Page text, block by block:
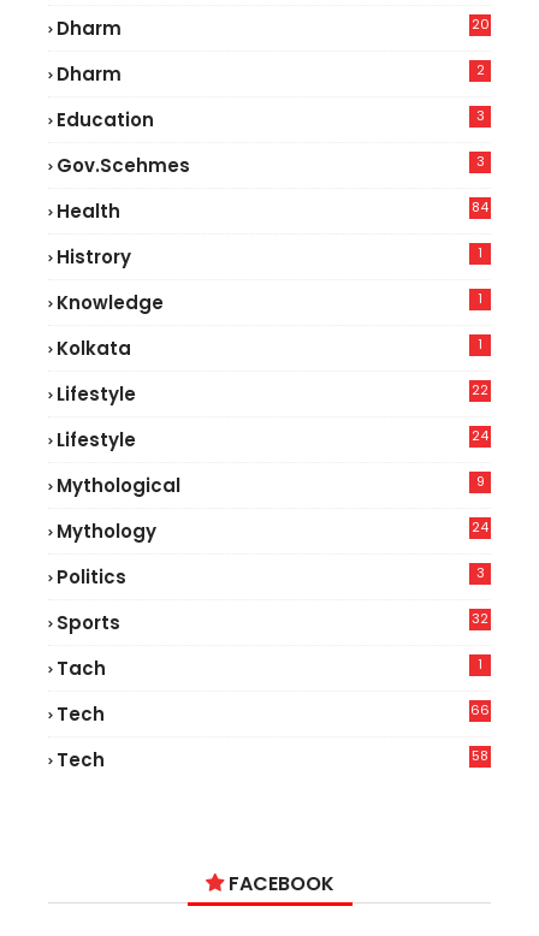
Dharm 20
Dharm 2
Education 3
Gov.scehmes 3
Health
84
Histrory 1
Knowledge 1
Kolkata 1
Lifestyle
22
Lifestyle
24
Mythological 9
Mythology 24
Politics 3
Sports 32
Tach 1
Tech
66
Tech
58
FACEBOOK